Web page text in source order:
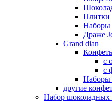
Плитки
Наборы
Драже
Grand dian
с
с
Наборы
другие
Набор шоколадных